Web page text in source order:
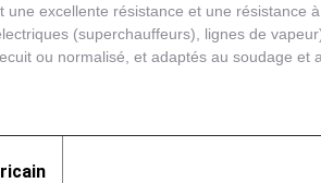
une excellente résistance et une résistance
(superchauffeurs), lignes de
ou normalisé, et adaptés au soudage et